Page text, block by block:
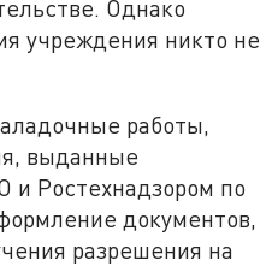
Однако
учреждения никто не
работы,
выданные
и Ростехнадзором по
документов,
разрешения на